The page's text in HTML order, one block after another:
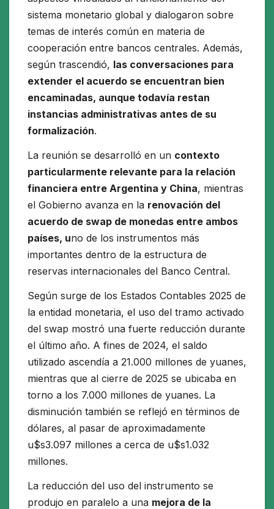
sistema monetario global y dialogaron sobre
temas de interés común en materia de
cooperación entre bancos centrales. Además,
según trascendió, las conversaciones para
extender el acuerdo se encuentran bien
encaminadas, aunque todavía restan
instancias administrativas antes de su
formalización.
La reunión se desarrolló en un contexto
particularmente relevante para la relación
financiera entre Argentina y China, mientras
el Gobierno avanza en la renovación del
acuerdo de swap de monedas entre ambos
países, uno de los instrumentos más
importantes dentro de la estructura de
reservas internacionales del Banco Central.
Según surge de los Estados Contables 2025 de
la entidad monetaria, el uso del tramo activado
del swap mostró una fuerte reducción durante
el último año. A fines de 2024, el saldo
utilizado ascendía a 21.000 millones de yuanes,
mientras que al cierre de 2025 se ubicaba en
torno a los 7.000 millones de yuanes. La
disminución también se reflejó en términos de
dólares, al pasar de aproximadamente
u$s3.097 millones a cerca de u$s1.032
millones.
La reducción del uso del instrumento se
produjo en paralelo a una mejora de la